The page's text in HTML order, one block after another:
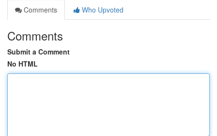
Comments
Who Upvoted
Comments
Submit a Comment
No HTML